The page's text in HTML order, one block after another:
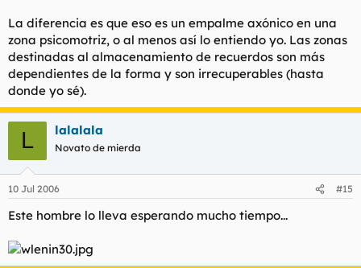
La diferencia es que eso es un empalme axónico en una
zona psicomotriz, o al menos así lo entiendo yo. Las zonas
destinadas al almacenamiento de recuerdos son más
dependientes de la forma y son irrecuperables (hasta
donde yo sé).
L lalalala
Novato de mierda
10 Jul 2006 #15
Este hombre lo lleva esperando mucho tiempo...